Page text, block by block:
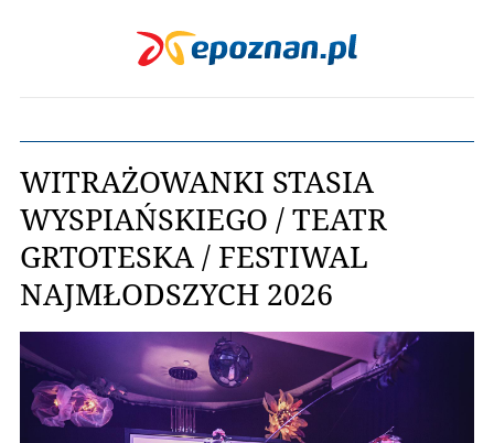
WITRAŻOWANKI STASIA
WYSPIAŃSKIEGO / TEATR
GRTOTESKA / FESTIWAL
NAJMŁODSZYCH 2026